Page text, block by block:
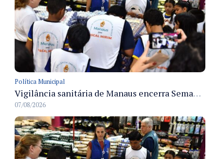
Política Municipal
Vigilância sanitária de Manaus encerra Semana da Vigilância com painel para médicos recém-formados e projeto Fiscal Mirim
07/08/2026